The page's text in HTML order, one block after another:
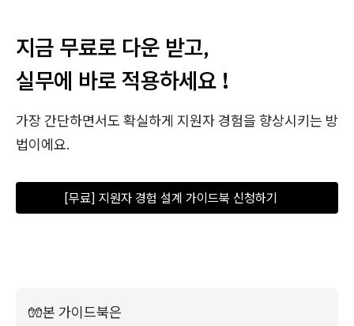
지금 무료로 다운 받고,
실무에 바로 적용하세요 !
가장 간단하면서도 확실하게 지원자 경험을 향상시키는 방
법이에요.
[무료] 지원자 경험 설계 가이드북 신청하기
🧤본 가이드북은